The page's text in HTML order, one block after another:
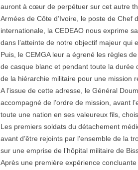
auront à cœur de perpétuer sur cet autre
Armées de Côte d’Ivoire, le poste de Chef
internationale, la CEDEAO nous exprime
dans l’atteinte de notre objectif majeur qui
Puis, le CEMGA leur a égrené les règles
de casque blanc et pendant toute la
de la hiérarchie militaire pour une mission
A l’issue de cette adresse, le Général
accompagné de l’ordre de mission, avant
toute une nation en ses valeureux fils,
Les premiers soldats du détachement
avant d’être rejoints par l’ensemble de la
sur une emprise de l’hôpital militaire de
Après une première expérience